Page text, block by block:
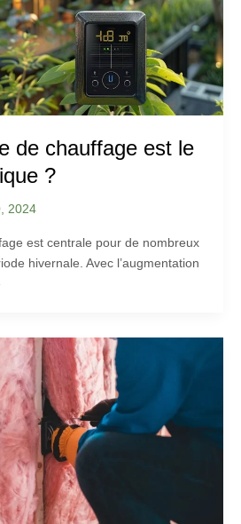
de chauffage est le
?
2024
est centrale pour de nombreux
hivernale. Avec l’augmentation